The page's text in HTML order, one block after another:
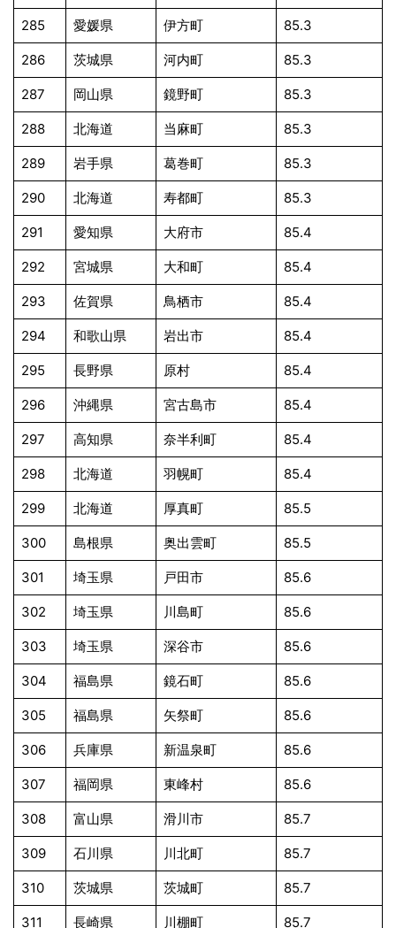
285 愛媛県 伊方町 85.3
286 茨城県 河内町 85.3
287 岡山県 鏡野町 85.3
288 北海道 当麻町 85.3
289 岩手県 葛巻町 85.3
290 北海道 寿都町 85.3
291 愛知県 大府市 85.4
292 宮城県 大和町 85.4
293 佐賀県 鳥栖市 85.4
294 和歌山県 岩出市 85.4
295 長野県 原村 85.4
296 沖縄県 宮古島市 85.4
297 高知県 奈半利町 85.4
298 北海道 羽幌町 85.4
299 北海道 厚真町 85.5
300 島根県 奥出雲町 85.5
301 埼玉県 戸田市 85.6
302 埼玉県 川島町 85.6
303 埼玉県 深谷市 85.6
304 福島県 鏡石町 85.6
305 福島県 矢祭町 85.6
306 兵庫県 新温泉町 85.6
307 福岡県 東峰村 85.6
308 富山県 滑川市 85.7
309 石川県 川北町 85.7
310 茨城県 茨城町 85.7
311 長崎県 川棚町 85.7